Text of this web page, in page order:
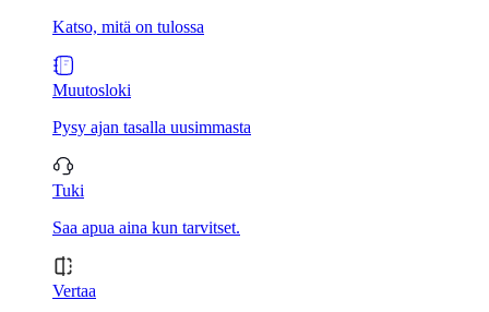
Katso, mitä on tulossa
Muutosloki
Pysy ajan tasalla uusimmasta
Tuki
Saa apua aina kun tarvitset.
Vertaa